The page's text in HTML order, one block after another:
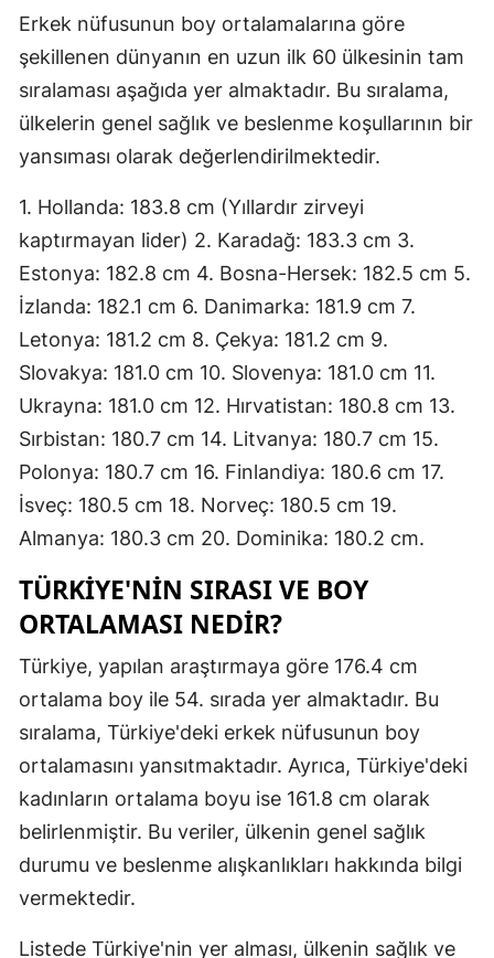
Hatay
Isparta
İzmir
Kars
Kayseri
Kırklareli
Konya
Mardin
Muğla
Muş
Erkek nüfusunun boy ortalamalarına göre
şekillenen dünyanın en uzun ilk 60 ülkesinin tam
sıralaması aşağıda yer almaktadır. Bu sıralama,
ülkelerin genel sağlık ve beslenme koşullarının bir
yansıması olarak değerlendirilmektedir.
1. Hollanda: 183.8 cm (Yıllardır zirveyi
kaptırmayan lider) 2. Karadağ: 183.3 cm 3.
Estonya: 182.8 cm 4. Bosna-Hersek: 182.5 cm 5.
İzlanda: 182.1 cm 6. Danimarka: 181.9 cm 7.
Letonya: 181.2 cm 8. Çekya: 181.2 cm 9.
Slovakya: 181.0 cm 10. Slovenya: 181.0 cm 11.
Ukrayna: 181.0 cm 12. Hırvatistan: 180.8 cm 13.
Sırbistan: 180.7 cm 14. Litvanya: 180.7 cm 15.
Polonya: 180.7 cm 16. Finlandiya: 180.6 cm 17.
İsveç: 180.5 cm 18. Norveç: 180.5 cm 19.
Almanya: 180.3 cm 20. Dominika: 180.2 cm.
TÜRKIYE'NIN SIRASI VE BOY
ORTALAMASI NEDIR?
Türkiye, yapılan araştırmaya göre 176.4 cm
ortalama boy ile 54. sırada yer almaktadır. Bu
sıralama, Türkiye'deki erkek nüfusunun boy
ortalamasını yansıtmaktadır. Ayrıca, Türkiye'deki
kadınların ortalama boyu ise 161.8 cm olarak
belirlenmiştir. Bu veriler, ülkenin genel sağlık
durumu ve beslenme alışkanlıkları hakkında bilgi
vermektedir.
Listede Türkiye'nin yer alması, ülkenin sağlık ve